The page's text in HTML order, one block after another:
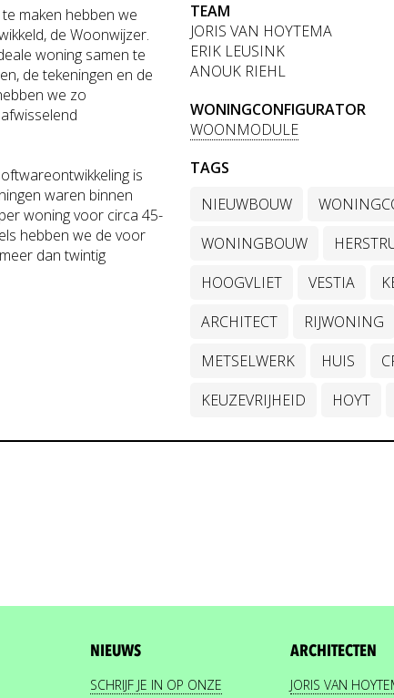
maken hebben we
de Woonwijzer.
woning samen te
de tekeningen en de
we zo
is
waren binnen
woning voor circa 45-
hebben we de voor
dan twintig
TEAM
JORIS VAN HOYTEMA
ERIK LEUSINK
ANOUK RIEHL
WONINGCONFIGURATOR
WOONMODULE
TAGS
NIEUWBOUW
WONINGBOUW
HOOGVLIET
VESTIA
ARCHITECT
RIJWONING
METSELWERK
HUIS
KEUZEVRIJHEID
HOYT
NIEUWS
SCHRIJF JE IN OP ONZE
ARCHITECTEN
JORIS VAN